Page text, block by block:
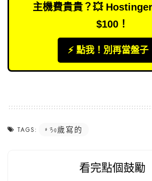
主機費貴貴？💥
$100！
⚡️ 點我！別再當盤子
TAGS: 30歲寫的
看完點個鼓勵